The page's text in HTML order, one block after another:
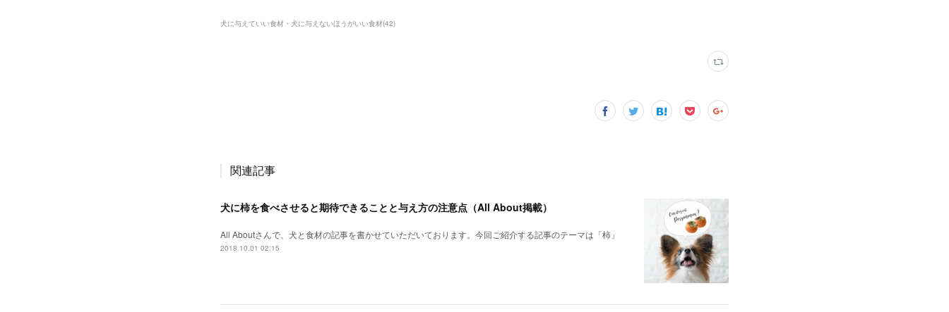
犬に与えていい食材・犬に与えないほうがいい食材(42)
関連記事
犬に柿を食べさせると期待できることと与え方の注意点（All About掲載）
All Aboutさんで、犬と食材の記事を書かせていただいております。今回ご紹介する記事のテーマは「柿」
2018.10.01 02:15